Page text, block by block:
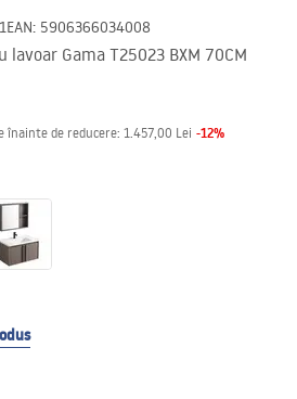
EAN: 5906366034008
Gama T25023 BXM 70CM
înainte de reducere: 1.457,00 Lei -12%